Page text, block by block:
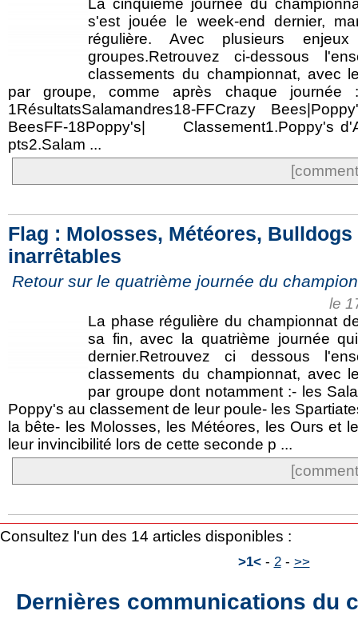
La cinquième journée du
s'est jouée le week-end dernier,
régulière. Avec plusieurs
groupes.Retrouvez ci-dessous
classements du championnat, avec
par groupe, comme après chaque journée
1RésultatsSalamandres18-FFCrazy
BeesFF-18Poppy's| Classement1.Poppy's
pts2.Salam ...
Flag : Molosses, Météores, Bulldogs
inarrêtables
Retour sur le quatrième journée du
le
La phase régulière du championnat
sa fin, avec la quatrième journée
dernier.Retrouvez ci dessous
classements du championnat, avec
par groupe dont notamment :- les
Poppy's au classement de leur poule- les
la bête- les Molosses, les Météores, les Ours et
leur invincibilité lors de cette seconde p ...
Consultez l'un des 14 articles disponibles :
>1<- 2- >>
Dernières communications du